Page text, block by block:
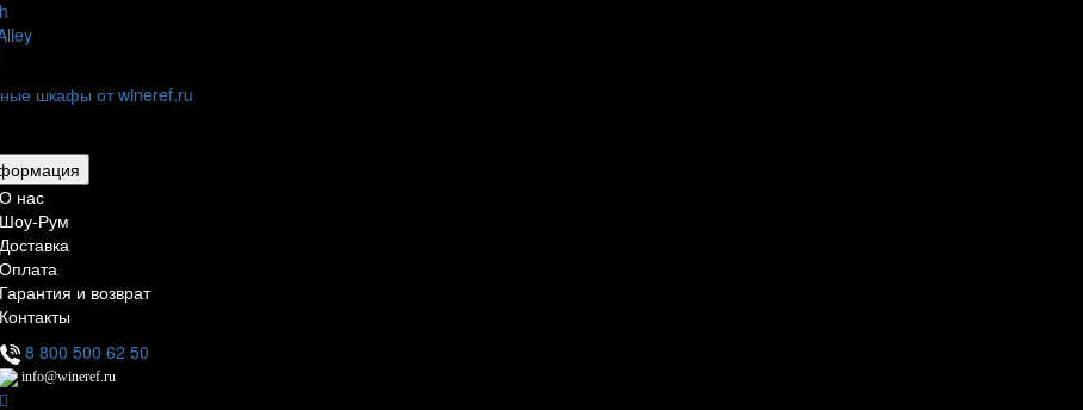
О нас
Шоу-Рум
Доставка
Оплата
Гарантия и возврат
Контакты
8 800 500 62 50
info@wineref.ru